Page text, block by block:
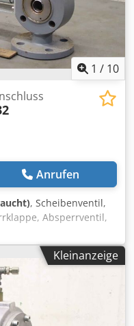
1 / 10
Anrufen
, Scheibenventil,
Absperrventil,
Absperrventil,
-Hersteller: Wehlan,
-Typ:33 R 010 A 02
-Lochabstand:
-Preis: pro Stück -
Chsdpfx Ajiqu R Ijlrea -
Kleinanzeige